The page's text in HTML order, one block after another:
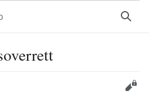
Søk
Rediger